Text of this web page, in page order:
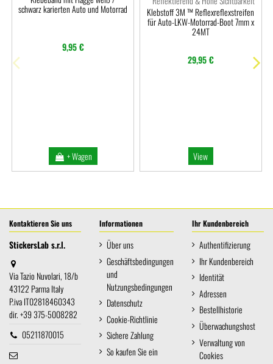
schwarz karierten Auto und Motorrad
9,95 €
+ Wagen
Klebstoff 3M ™ Reflexreflexstreifen
für Auto-LKW-Motorrad-Boot 7mm x
24MT
29,95 €
View
Kontaktieren Sie uns
StickersLab s.r.l.
Via Tazio Nuvolari, 18/b
43122 Parma Italy
P.iva IT02818460343
dir. +39 375-5008282
05211870015
Informationen
Über uns
Geschäftsbedingungen
und
Nutzungsbedingungen
Datenschutz
Cookie-Richtlinie
Sichere Zahlung
So kaufen Sie ein
Ihr Kundenbereich
Authentifizierung
Ihr Kundenbereich
Identität
Adressen
Bestellhistorie
Überwachungshost
Verwaltung von
Cookies